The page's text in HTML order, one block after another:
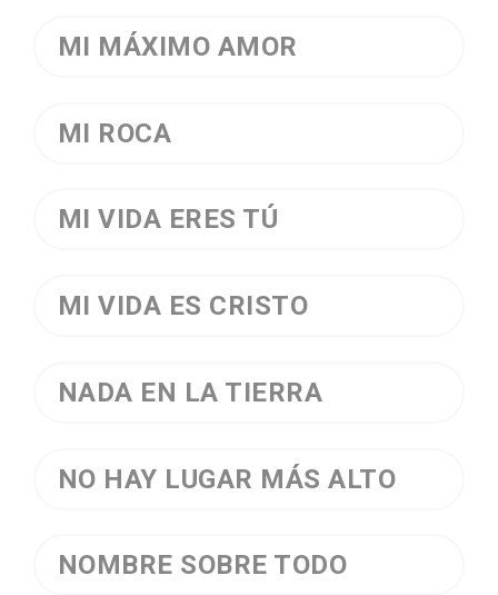
MI MÁXIMO AMOR
MI ROCA
MI VIDA ERES TÚ
MI VIDA ES CRISTO
NADA EN LA TIERRA
NO HAY LUGAR MÁS ALTO
NOMBRE SOBRE TODO